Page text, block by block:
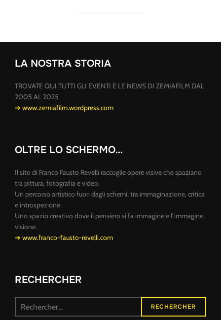
LA NOSTRA STORIA
TROVATE QUI TUTTI GLI EVENTI E LE NEWS DI ZEMIAFILM DAL
2005 AL 2025
➔ www.zemiafilm.wordpress.com
OLTRE LO SCHERMO…
Il sito di Franco Fausto Revelli raccoglie opere visive che spaziano
tra pittura, fotografia e video.
Un percorso artistico fuori dagli schemi, tra immaginazione, critica
e introspezione.
Uno spazio creativo dove il pensiero si fa immagine e l’immagine,
visione.
➔ www.franco-fausto-revelli.com
RECHERCHER
Recherche
RECHERCHER